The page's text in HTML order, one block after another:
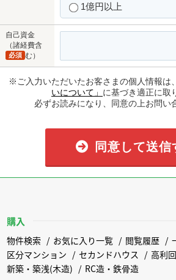
1億円以上
自己資金
（諸経費含
む）
必須
※ご入力いただいたお客さまの個人情報は、
いについて」 に基づき適正に取
必ずお読みになり、同意の上お問い
同意して送信
購入
物件検索 お気に入り一覧 閲覧履歴
区分マンション
セカンドハウス
高利
新築・築浅(木造)
RC造・鉄骨造